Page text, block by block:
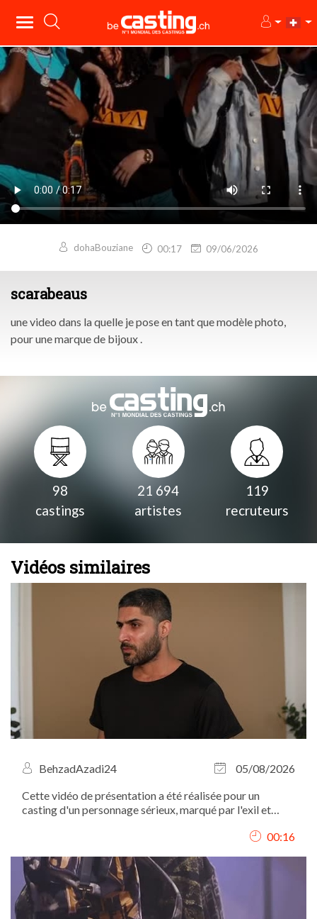
dohaBouziane 00:17 09/06/2026
scarabeaus
une video dans la quelle je pose en tant que modèle photo,
pour une marque de bijoux .
98
castings
21 694
artistes
119
recruteurs
Vidéos similaires
BehzadAzadi24
05/08/2026
Cette vidéo de présentation a été réalisée pour un
casting d'un personnage sérieux, marqué par l'exil et
00:16